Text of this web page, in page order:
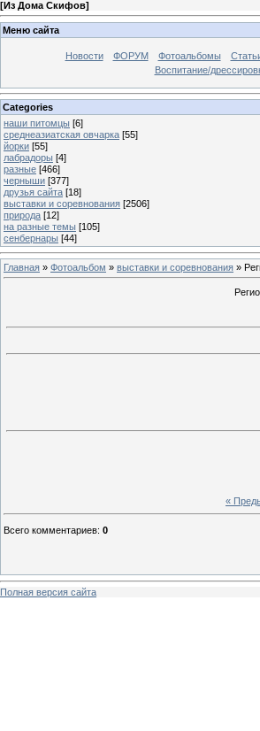
[Из Дома Скифов]
Меню сайта
Новости ФОРУМ Фотоальбомы
Воспитание/
Categories
наши питомцы [6]
среднеазиатская овчарка [55]
йорки [55]
лабрадоры [4]
разные [466]
черныши [377]
друзья сайта [18]
выставки и соревнования [2506]
природа [12]
на разные темы [105]
сенбернары [44]
Главная » Фотоальбом » выставки и соревнования »
«
Всего комментариев: 0
Полная версия сайта